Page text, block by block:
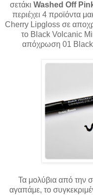
σετάκι Washed Off
περιέχει 4 προϊόντα
Cherry Lipgloss σε
το Black Volcanic
απόχρωση 01 Black
Τα μολύβια από την
αγαπάμε, το